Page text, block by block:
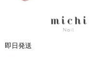
即日発送